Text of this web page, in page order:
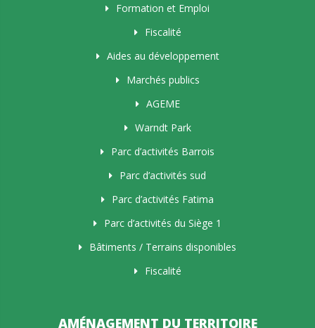
Formation et Emploi
Fiscalité
Aides au développement
Marchés publics
AGEME
Warndt Park
Parc d’activités Barrois
Parc d’activités sud
Parc d’activités Fatima
Parc d’activités du Siège 1
Bâtiments / Terrains disponibles
Fiscalité
AMÉNAGEMENT DU TERRITOIRE